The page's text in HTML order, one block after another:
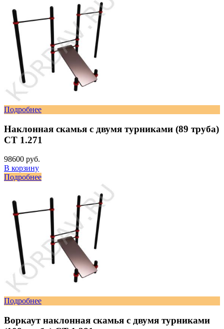
Подробнее
Наклонная скамья с двумя турниками (89 труба)
СТ 1.271
98600 руб.
В корзину
Подробнее
Подробнее
Воркаут наклонная скамья с двумя турниками